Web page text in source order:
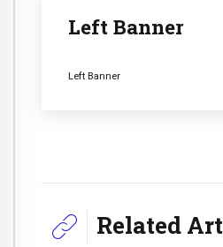
Left Banner
Left Banner
Related